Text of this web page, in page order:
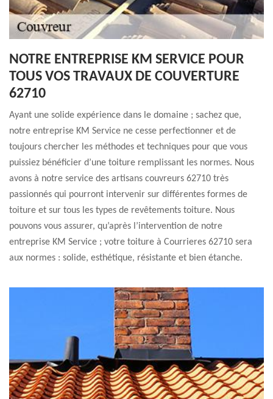
NOTRE ENTREPRISE KM SERVICE POUR
TOUS VOS TRAVAUX DE COUVERTURE
62710
Ayant une solide expérience dans le domaine ; sachez que,
notre entreprise KM Service ne cesse perfectionner et de
toujours chercher les méthodes et techniques pour que vous
puissiez bénéficier d’une toiture remplissant les normes. Nous
avons à notre service des artisans couvreurs 62710 très
passionnés qui pourront intervenir sur différentes formes de
toiture et sur tous les types de revêtements toiture. Nous
pouvons vous assurer, qu’après l’intervention de notre
entreprise KM Service ; votre toiture à Courrieres 62710 sera
aux normes : solide, esthétique, résistante et bien étanche.